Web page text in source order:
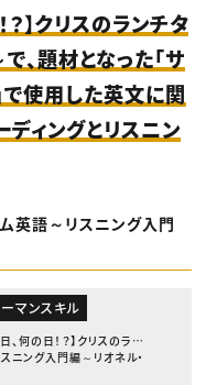
？】クリスのランチタ
、題材となった「サ
使用した英文に関
ディングとリスニン
英語～リスニング入門
ーマンスキル
、何の日！？】クリスのラン
ニング入門編～リオネル・